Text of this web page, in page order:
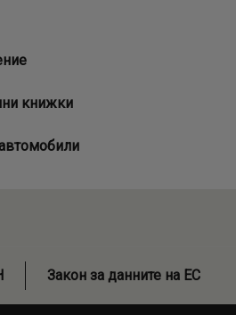
книжки
Закон за данните на ЕС